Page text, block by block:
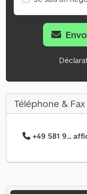
Téléphone & Fax
+49 581 9...